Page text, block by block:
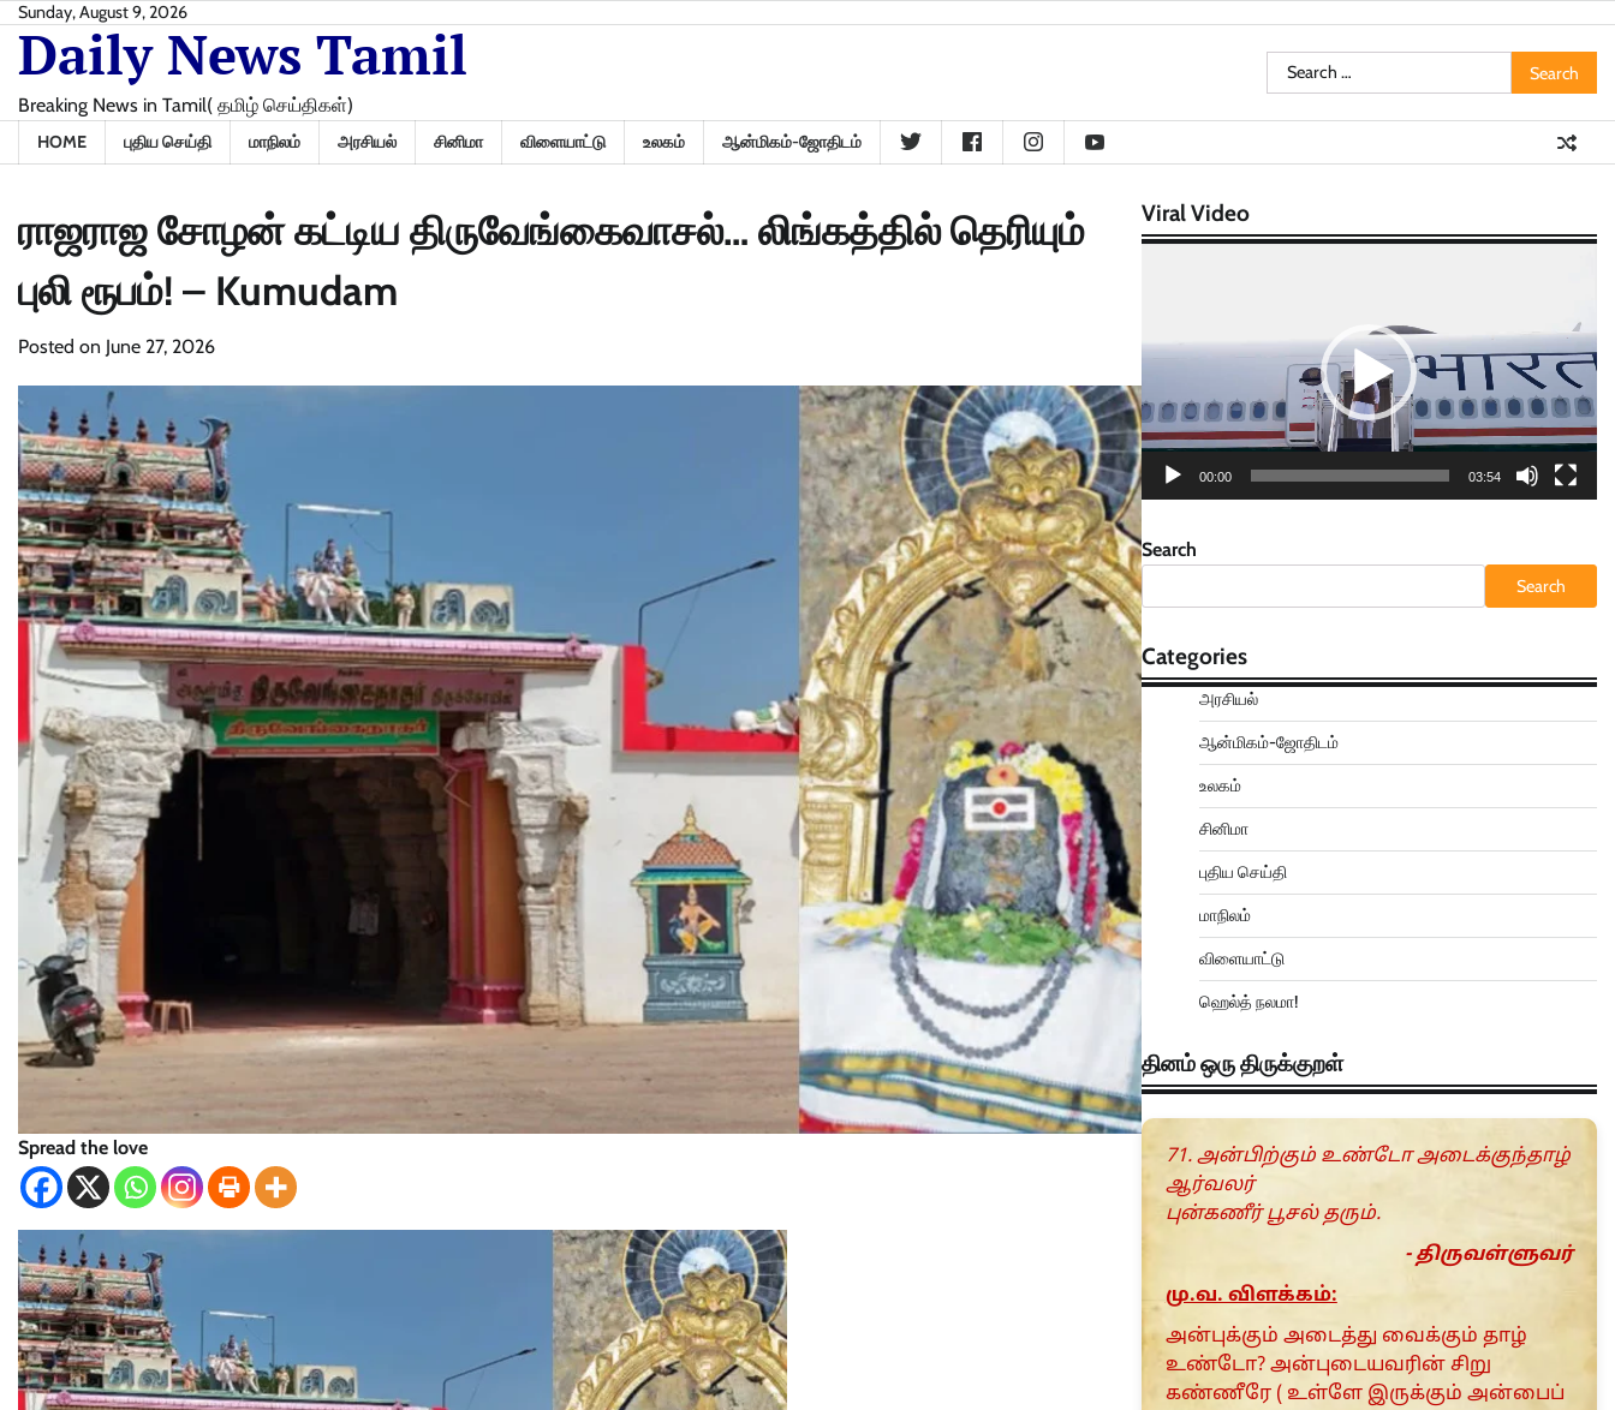
Skip
content
Sunday, August 9, 2026
Daily News Tamil
Breaking News in Tamil( தமிழ் செய்திகள்)
Search
for:
HOME புதிய செய்தி மாநிலம் அரசியல் சினிமா விளையாட்டு உலகம் ஆன்மிகம்-ஜோதிடம்
ராஜராஜ சோழன் கட்டிய திருவேங்கைவாசல்… லிங்கத்தில் தெரியும்
புலி ரூபம்! – Kumudam
Posted on June 27, 2026
Spread the love
Viral Video
00:00 03:54
Search
Search
Categories
அரசியல்
ஆன்மிகம்-ஜோதிடம்
உலகம்
சினிமா
புதிய செய்தி
மாநிலம்
விளையாட்டு
ஹெல்த் நலமா!
தினம் ஒரு திருக்குறள்
71. அன்பிற்கும் உண்டோ அடைக்குந்தாழ்
ஆர்வலர்
புன்கணீர் பூசல் தரும்.
- திருவள்ளுவர்
மு.வ. விளக்கம்:
அன்புக்கும் அடைத்து வைக்கும் தாழ்
உண்டோ? அன்புடையவரின் சிறு
கண்ணீரே ( உள்ளே இருக்கும் அன்பைப்